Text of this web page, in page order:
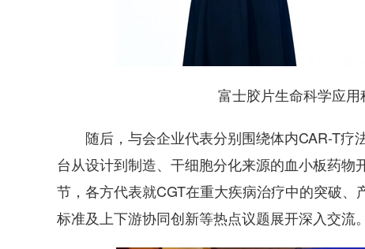
富士胶片生命科学应用
随后，与会企业代表分别围绕体内CAR-T疗
台从设计到制造、干细胞分化来源的血小板药
节，各方代表就CGT在重大疾病治疗中的突破
标准及上下游协同创新等热点议题展开深入交流。